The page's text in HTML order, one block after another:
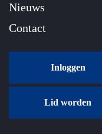
Nieuws
Contact
Inloggen
Lid worden